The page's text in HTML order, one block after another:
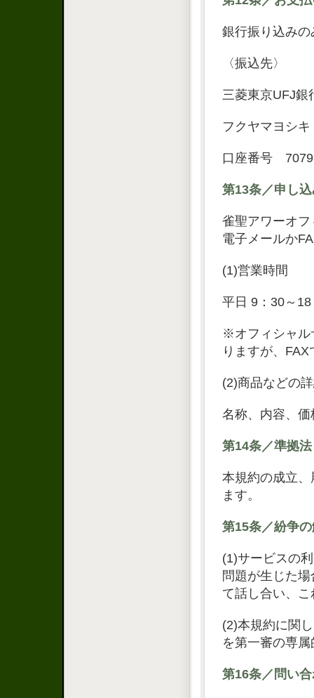
銀行振り込み
〈振込先〉
三菱東京UFJ
フクヤマヨシキ
口座番号
第13条／申し
雀聖アワーオ
電子メールか
(1)営業時間
平日 9：30～
※オフィシャル
りますが、
(2)商品などの
名称、内容、
第14条／準拠法
本規約の成立
ます。
第15条／紛争
(1)サービスの
問題が生じた
て話し合い、
(2)本規約に関
を第一審の専
第16条／問い